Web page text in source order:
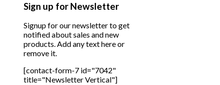
Sign up for Newsletter
Signup for our newsletter to get
notified about sales and new
products. Add any text here or
remove it.
[contact-form-7 id="7042"
title="Newsletter Vertical"]